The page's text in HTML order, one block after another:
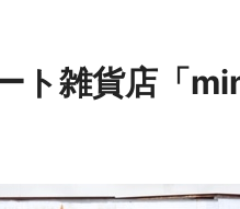
ト雑貨店「